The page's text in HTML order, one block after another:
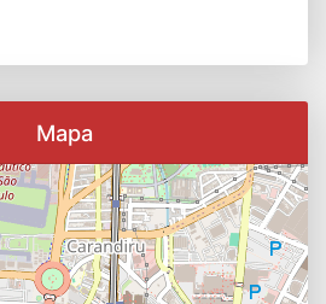
Mapa